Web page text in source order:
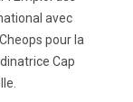
avec
pour la
Cap